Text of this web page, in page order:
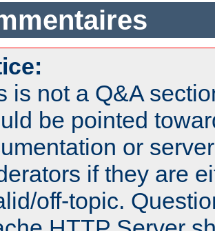
is not a Q&A
be pointed
or
if they are
off-topic.